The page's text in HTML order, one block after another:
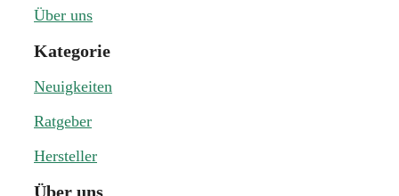
Über uns
Kategorie
Neuigkeiten
Ratgeber
Hersteller
Über uns